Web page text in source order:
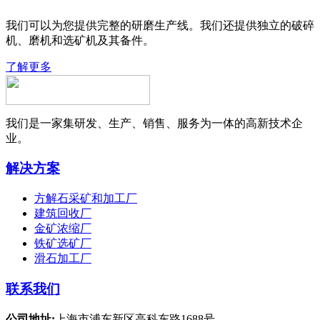
我们可以为您提供完整的研磨生产线。我们还提供独立的破碎
机、磨机和选矿机及其备件。
了解更多
我们是一家集研发、生产、销售、服务为一体的高新技术企
业。
解决方案
方解石采矿和加工厂
建筑回收厂
金矿浓缩厂
铁矿选矿厂
滑石加工厂
联系我们